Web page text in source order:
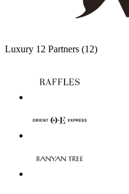
Luxury 12 Partners (12)